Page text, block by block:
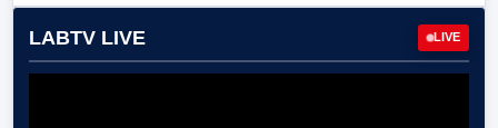
LABTV LIVE LIVE